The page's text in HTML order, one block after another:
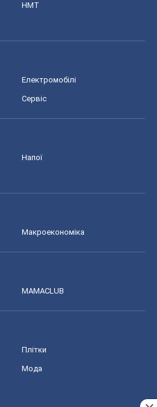
НМТ
Електромобілі
Сервіс
Напої
Макроекономіка
MAMACLUB
Плітки
Мода